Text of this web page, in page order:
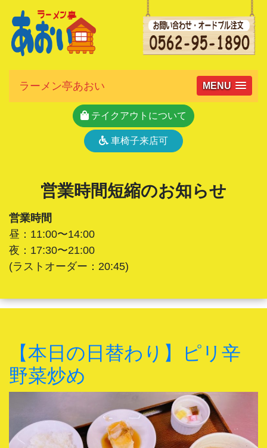
ラーメン亭あおい MENU
テイクアウトについて
車椅子来店可
営業時間短縮のお知らせ
営業時間
昼：11:00〜14:00
夜：17:30〜21:00
(ラストオーダー：20:45)
【本日の日替わり】ピリ辛
野菜炒め